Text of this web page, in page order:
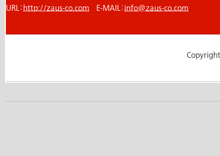
URL：http://zaus-co.com E-MAIL：info@zaus-co.com
Copyright